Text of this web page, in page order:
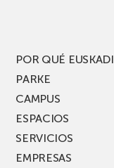
PARKEA
MUSIK
POR QUÉ EUSKADI
PARKE
CAMPUS
ESPACIOS
SERVICIOS
EMPRESAS